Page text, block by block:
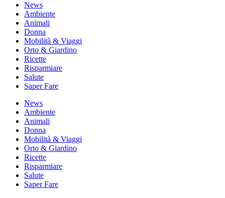
News
Ambiente
Animali
Donna
Mobilità & Viaggi
Orto & Giardino
Ricette
Risparmiare
Salute
Saper Fare
News
Ambiente
Animali
Donna
Mobilità & Viaggi
Orto & Giardino
Ricette
Risparmiare
Salute
Saper Fare